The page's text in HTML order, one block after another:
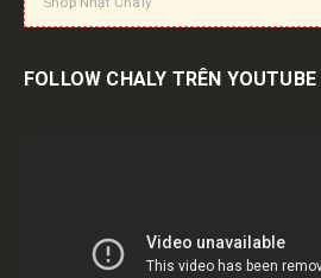
FOLLOW CHALY TRÊN YOUTUBE